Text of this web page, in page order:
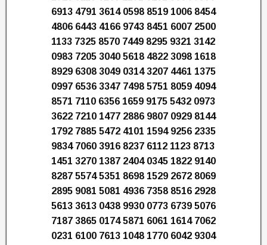
6913 4791 3614 0598 8519 1006 8454
4806 6443 4166 9743 8451 6007 2500
1133 7325 8570 7449 8295 9321 3142
0983 7205 3040 5618 4822 3098 1618
8929 6308 3049 0314 3207 4461 1375
0997 6536 3347 7498 5751 8059 4094
8571 7110 6356 1659 9175 5432 0973
3622 7210 1477 2886 9807 0929 8144
1792 7885 5472 4101 1594 9256 2335
9834 7060 3916 8237 6112 1123 8713
1451 3270 1387 2404 0345 1822 9140
8287 5574 5351 8698 1529 2672 8069
2895 9081 5081 4936 7358 8516 2928
5613 3613 0438 9930 0773 6739 5076
7187 3865 0174 5871 6061 1614 7062
0231 6100 7613 1048 1770 6042 9304